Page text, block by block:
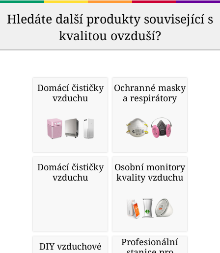
Hledáte další produkty související s
kvalitou ovzduší?
Domácí čističky
vzduchu
Ochranné masky
a respirátory
Domácí čističky
vzduchu
Osobní monitory
kvality vzduchu
DIY vzduchové
Profesionální